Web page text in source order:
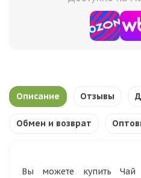
Описание Отзывы
Обмен и возврат
Вы можете купить